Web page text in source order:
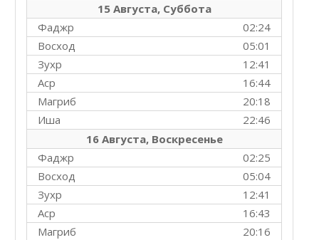
15 Августа, Суббота
02:24
Фаджр
05:01
Восход
12:41
Зухр
16:44
Аср
20:18
Магриб
22:46
Иша
16 Августа, Воскресенье
02:25
Фаджр
05:04
Восход
12:41
Зухр
16:43
Аср
20:16
Магриб